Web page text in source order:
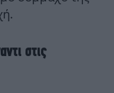
στις